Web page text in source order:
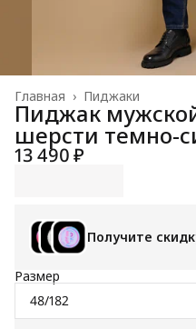
Пиджаки
Главная ›
Пиджак
шерсти темно-
13 490 ₽
Получите
Размер
48/182